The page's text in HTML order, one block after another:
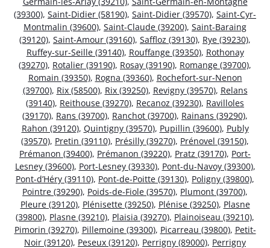
(39300), Saint-Didier (58190), Saint-Didier (39570), Saint-Cyr-
Montmalin (39600), Saint-Claude (39200), Saint-Baraing
(39120), Saint-Amour (39160), Saffloz (39130), Rye (39230),
Ruffey-sur-Seille (39140), Rouffange (39350), Rothonay
(39270), Rotalier (39190), Rosay (39190), Romange (39700),
Romain (39350), Rogna (39360), Rochefort-sur-Nenon
(39700), Rix (58500), Rix (39250), Revigny (39570), Relans
(39140), Reithouse (39270), Recanoz (39230), Ravilloles
(39170), Rans (39700), Ranchot (39700), Rainans (39290),
Rahon (39120), Quintigny (39570), Pupillin (39600), Publy
(39570), Pretin (39110), Présilly (39270), Prénovel (39150),
Prémanon (39400), Prémanon (39220), Pratz (39170), Port-
Lesney (39600), Port-Lesney (39330), Pont-du-Navoy (39300),
Pont-d’Héry (39110), Pont-de-Poitte (39130), Poligny (39800),
Pointre (39290), Poids-de-Fiole (39570), Plumont (39700),
Pleure (39120), Plénisette (39250), Plénise (39250), Plasne
(39800), Plasne (39210), Plaisia (39270), Plainoiseau (39210),
Pimorin (39270), Pillemoine (39300), Picarreau (39800), Petit-
Noir (39120), Peseux (39120), Perrigny (89000), Perrigny